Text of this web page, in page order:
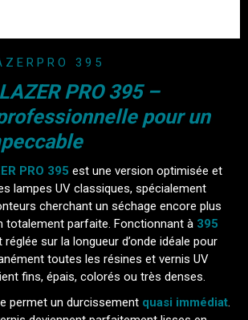
395
PRO 395 –
pour un
PRO 395 est une version optimisée et
lampes UV classiques, spécialement
cherchant un séchage encore plus
totalement parfaite. Fonctionnant à 395
sur la longueur d’onde idéale pour
toutes les résines et vernis UV
fins, épais, colorés ou très denses.
permet un durcissement quasi immédiat.